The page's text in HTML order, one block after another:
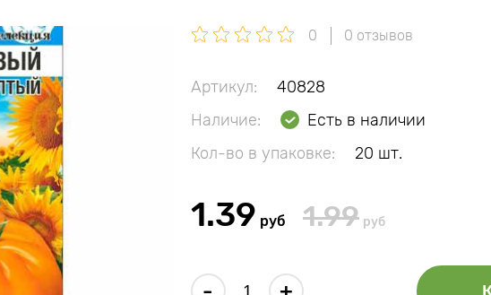
0 0 отзывов
Артикул:
40828
Наличие:
Есть в наличии
Кол-во в упаковке:
20 шт.
1.39 руб 1.99 руб